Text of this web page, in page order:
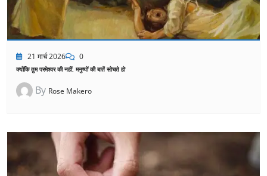
21 मार्च 2026 0
क्योंकि तुम परमेश्वर की नहीं, मनुष्यों की बातें सोचते हो
By Rose Makero